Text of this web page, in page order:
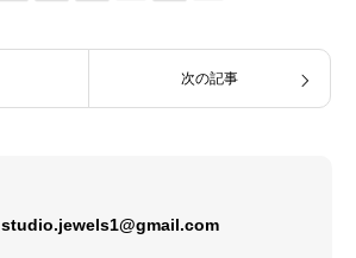
次の記事
studio.jewels1@gmail.com